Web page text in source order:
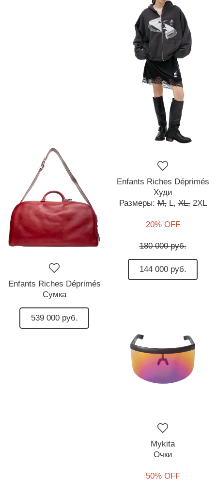
Enfants Riches Déprimés
Сумка
539 000 руб.
Enfants Riches Déprimés
Худи
Размеры:M, L, XL, 2XL
20% OFF
180 000 руб.
144 000 руб.
Mykita
Очки
50% OFF